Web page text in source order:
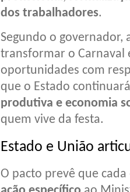
dos trabalhadores.
Segundo o governador,
transformar o Carnaval
oportunidades com
que o Estado
produtiva e economia
quem vive da festa.
Estado e União
O pacto prevê que